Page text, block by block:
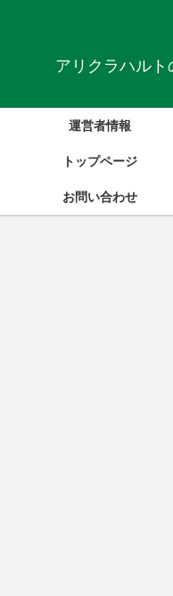
アリクラハルト
運営者情報
トップページ
お問い合わせ